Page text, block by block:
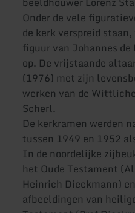
Onder de vele
de kerk verspreid
figuur van Johannes
op. De vrijstaande
(1976) met zijn
werken van de
Scherl.
De kerkramen werden
tussen 1949 en 1952
In de noordelijke
het Oude Testament
Heinrich Dieckmann)
afbeeldingen van